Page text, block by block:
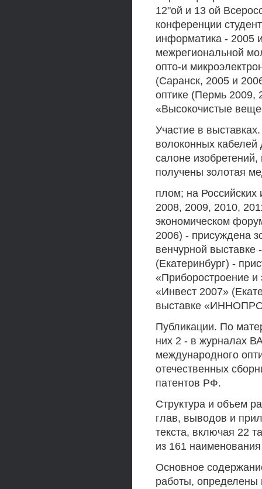
12"ой и 13 ой
конференции
информатика - 2005
межрегиональной
опто-и
(Саранск, 2005 и
оптике (Пермь 2009,
«Высокочистые
Участие в
волоконных
салоне
получены золотая
плом; на
2008, 2009, 2010,
экономическом
2006) - присуждена
венчурной
(Екатеринбург) -
«Приборостроение и
«Инвест 2007»
выставке
Публикации. По
них 2 - в журналах
международного
отечественных
патентов РФ.
Структура и объем
глав, выводов и
текста, включая 22
из 161
Основное
работы, определены